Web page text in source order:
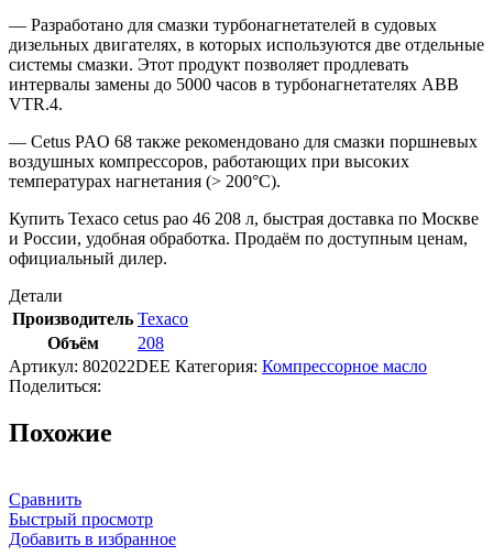
— Разработано для смазки турбонагнетателей в судовых
дизельных двигателях, в которых используются две отдельные
системы смазки. Этот продукт позволяет продлевать
интервалы замены до 5000 часов в турбонагнетателях ABB
VTR.4.
— Cetus PAO 68 также рекомендовано для смазки поршневых
воздушных компрессоров, работающих при высоких
температурах нагнетания (> 200°C).
Купить Texaco cetus pao 46 208 л, быстрая доставка по Москве
и России, удобная обработка. Продаём по доступным ценам,
официальный дилер.
Детали
Производитель Texaco
Объём
208
Артикул: 802022DEE Категория: Компрессорное масло
Поделиться:
Похожие
Сравнить
Быстрый просмотр
Добавить в избранное